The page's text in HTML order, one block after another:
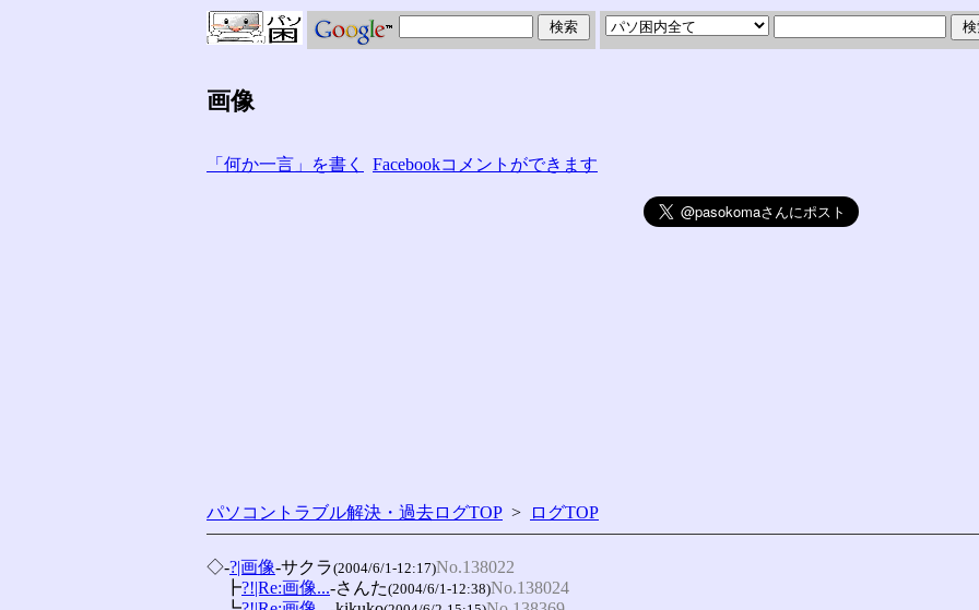
画像
「何か一言」を書く Facebookコメントができます
パソコントラブル解決・過去ログTOP > ログTOP
◇-?|画像-サクラ(2004/6/1-12:17)No.138022
┣?!|Re:画像...-さんた(2004/6/1-12:38)No.138024